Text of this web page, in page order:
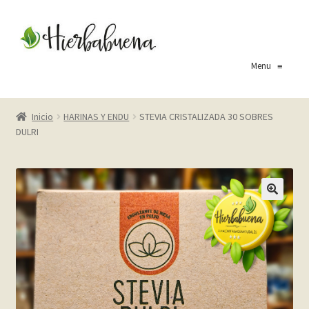
aal
Menu≡
Inicio
About Us
Blog
Carrito
Cart
Checkout
Inicio HARINAS Y ENDU
STEVIA CRISTALIZADA 30 SOBRES
DULRI